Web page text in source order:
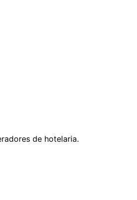
de hotelaria.